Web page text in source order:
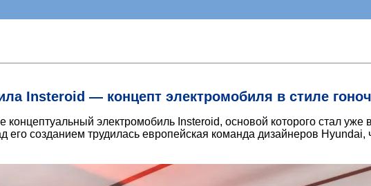
Insteroid — концепт электромобиля в стиле
электромобиль Insteroid, основой которого стал
созданием трудилась европейская команда дизайнеров Hyundai,